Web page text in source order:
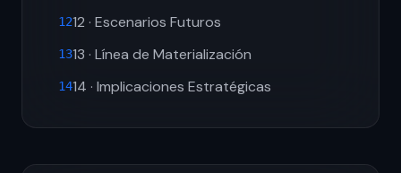
1212 · Escenarios Futuros
1313 · Línea de Materialización
1414 · Implicaciones Estratégicas